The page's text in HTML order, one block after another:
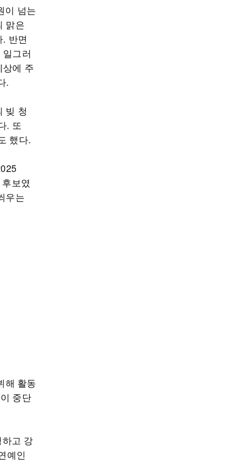
이 넘는
맑은
반면
그러
에 주
.
빚 청
. 또
했다.
보였
우는
해 활동
중단
고 강
예인